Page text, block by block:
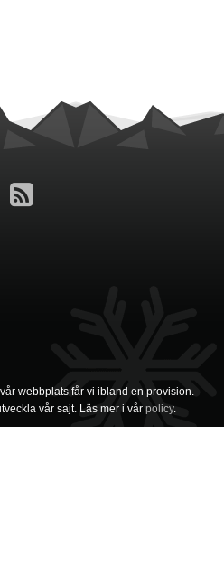
webbplats får vi ibland en provision.
vår sajt. Läs mer i vår policy.